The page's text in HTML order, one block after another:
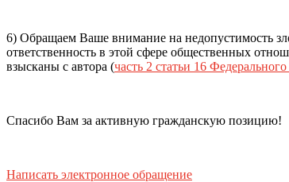
6) Обращаем Ваше внимание на недопустимость
ответственность в этой сфере общественных
взысканы с автора (часть 2 статьи 16
Спасибо Вам за активную гражданскую позицию!
Написать электронное обращение